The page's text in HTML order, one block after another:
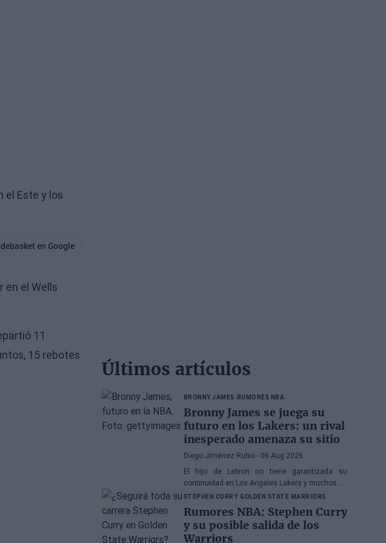
el Este y los
en Google
en el Wells
11
15 rebotes
Últimos artículos
BRONNY JAMES RUMORES NBA
Bronny James se juega su
futuro en los Lakers: un rival
inesperado amenaza su sitio
Diego Jiménez Rubio- 06 Aug 2026
El hijo de Lebron no tiene garantizada su
continuidad en Los Angeles Lakers y muchos se
preguntan si ha hecho méritos para seguir en la
NBA.
STEPHEN CURRY GOLDEN STATE WARRIORS
Rumores NBA: Stephen Curry
y su posible salida de los
Warriors